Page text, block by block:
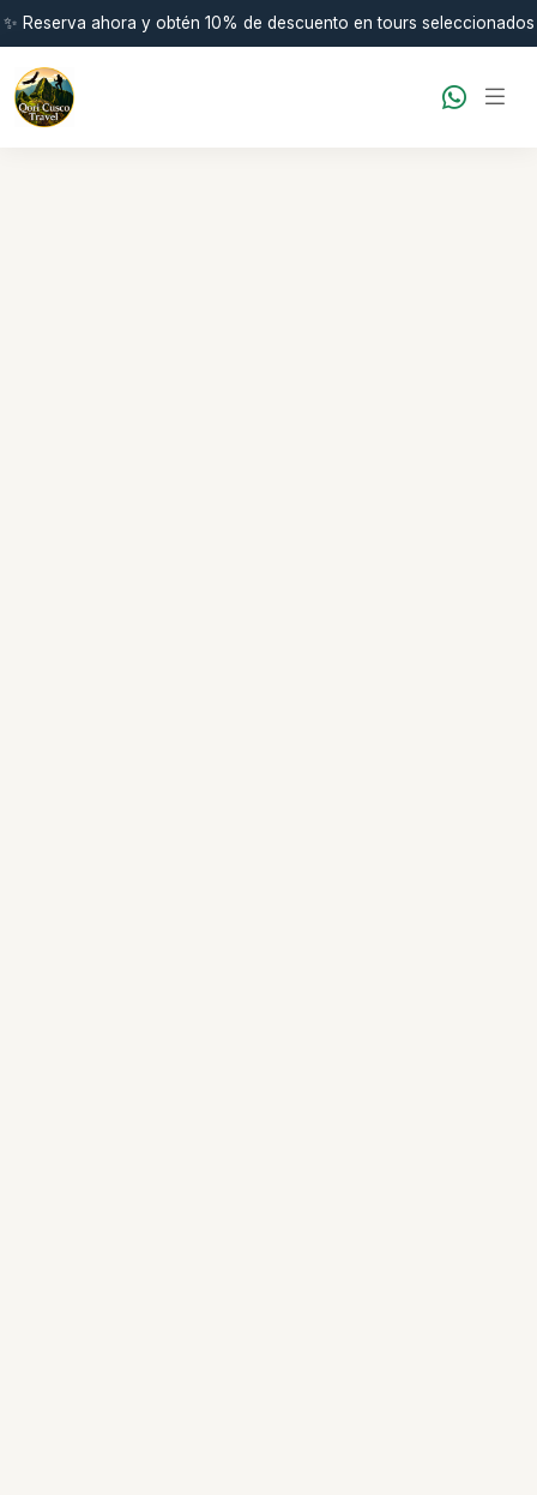
✨ Reserva ahora y obtén 10% de descuento en tours seleccionados